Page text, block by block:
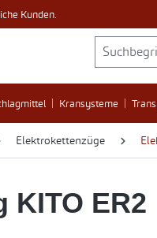
Kunden.
Kransysteme
Elektrokettenzüge
KITO ER2